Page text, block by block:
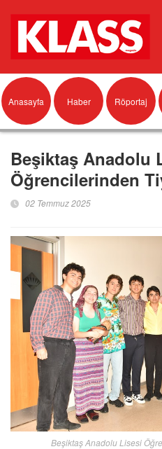
Anasayfa Haber Röportaj
Beşiktaş Anadolu
Öğrencilerinden
02 Temmuz 2025
Beşiktaş Anadolu Lisesi